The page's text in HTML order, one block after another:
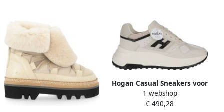
Hogan Casual Sneakers voor
dagelijks gebruik Beige
Dames
1 webshop
€ 490,28